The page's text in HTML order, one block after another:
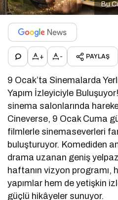
Bu
+ - PAYLAŞ
9 Ocak’ta Sinemalarda
Yapım İzleyiciyle
sinema salonlarında
Cineverse, 9 Ocak Cuma
filmlerle sinemaseverleri
buluşturuyor. Komediden
drama uzanan geniş
haftanın vizyon programı,
yapımlar hem de yetişkin
güçlü hikâyeler sunuyor.